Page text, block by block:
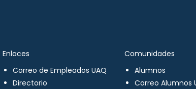
Enlaces
Correo de Empleados UAQ
Directorio
Comunidades
Alumnos
Correo Alumnos